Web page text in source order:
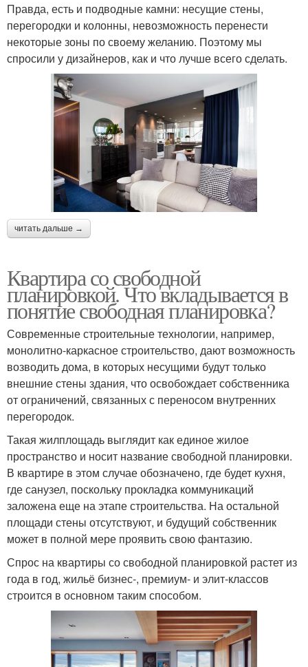
Правда, есть и подводные камни: несущие стены,
перегородки и колонны, невозможность перенести
некоторые зоны по своему желанию. Поэтому мы
спросили у дизайнеров, как и что лучше всего сделать.
читать дальше →
Квартира со свободной
планировкой. Что вкладывается в
понятие свободная планировка?
Современные строительные технологии, например,
монолитно-каркасное строительство, дают возможность
возводить дома, в которых несущими будут только
внешние стены здания, что освобождает собственника
от ограничений, связанных с переносом внутренних
перегородок.
Такая жилплощадь выглядит как единое жилое
пространство и носит название свободной планировки.
В квартире в этом случае обозначено, где будет кухня,
где санузел, поскольку прокладка коммуникаций
заложена еще на этапе строительства. На остальной
площади стены отсутствуют, и будущий собственник
может в полной мере проявить свою фантазию.
Спрос на квартиры со свободной планировкой растет из
года в год, жильё бизнес-, премиум- и элит-классов
строится в основном таким способом.